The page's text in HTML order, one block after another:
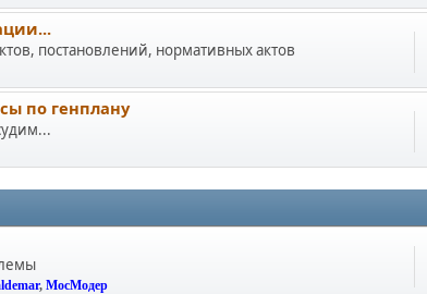
постановлений, нормативных актов
по генплану
, МосМодер